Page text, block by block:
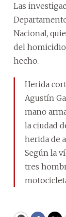
Las
Nacional,
del homicidio
hecho.
Herida
Agustín
mano
la ciudad
herida de
Según la
tres